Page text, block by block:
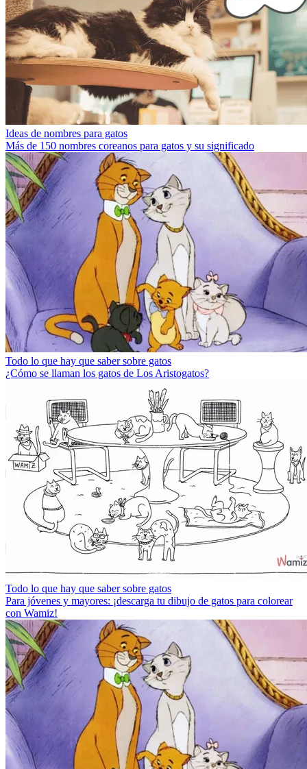
Ideas de nombres para gatos
Más de 150 nombres coreanos para gatos y su significado
Todo lo que hay que saber sobre gatos
¿Cómo se llaman los gatos de Los Aristogatos?
Todo lo que hay que saber sobre gatos
Para jóvenes y mayores: ¡descarga tu dibujo de gatos para colorear
con Wamiz!